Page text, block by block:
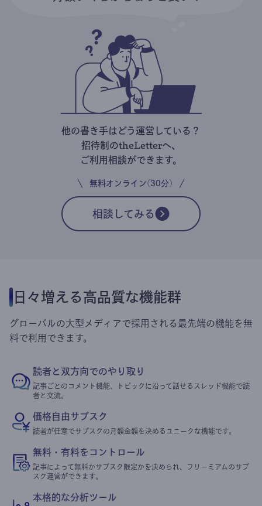
他の書き手はどう運営している？
招待制のtheLetterへ、
ご利用相談ができます。
無料オンライン(30分)
相談してみる
日々増える高品質な機能群
グローバルの大型メディアで採用される最先端の機能を無
料で利用できます。
読者と双方向でのやり取り
記事ごとのコメント機能、トピックに沿って話せるスレッド機能で読
者と交流。
価格自由サブスク
読者が任意でサブスクの月額金額を決めるユニークな機能です。
無料・有料をコントロール
記事によって無料かサブスク限定かを決められ、フリーミアムのサブ
スク運営ができます。
本格的な分析ツール